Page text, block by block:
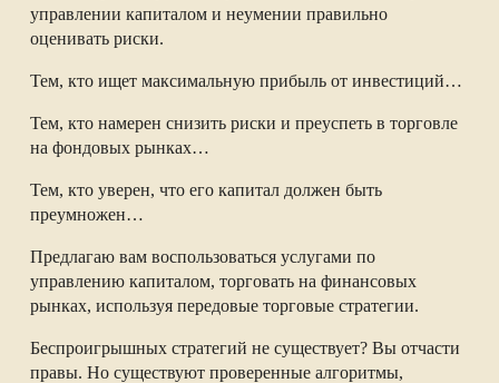
управлении капиталом и неумении правильно
оценивать риски.
Тем, кто ищет максимальную прибыль от инвестиций…
Тем, кто намерен снизить риски и преуспеть в торговле
на фондовых рынках…
Тем, кто уверен, что его капитал должен быть
преумножен…
Предлагаю вам воспользоваться услугами по
управлению капиталом, торговать на финансовых
рынках, используя передовые торговые стратегии.
Беспроигрышных стратегий не существует? Вы отчасти
правы. Но существуют проверенные алгоритмы,